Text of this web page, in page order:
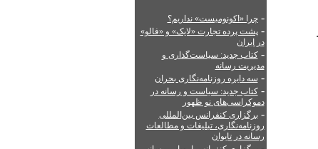
-چرا «اکونومیست» نداریم؟
-پشت‌ پرده تجارت «لایک» و «فالو»
در ایران
-کتاب جدید: سیاست‌گذاری و
مدیریت رسانه
- سه دایره روزنامه‌نگاری بحران
-کتاب جدید: سیاست‌ و رسانه در
دموکراسی‌های نو ظهور
-برگزاری کنفرانس بین‌المللی
روزنامه‌نگاری، تبلیغات و مطالعات
رسانه در تایوان